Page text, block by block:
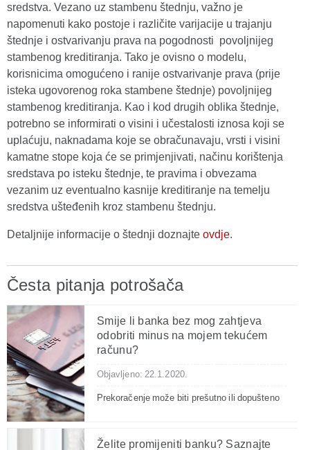
sredstva. Vezano uz stambenu štednju, važno je
napomenuti kako postoje i različite varijacije u trajanju
štednje i ostvarivanju prava na pogodnosti povoljnijeg
stambenog kreditiranja. Tako je ovisno o modelu,
korisnicima omogućeno i ranije ostvarivanje prava (prije
isteka ugovorenog roka stambene štednje) povoljnijeg
stambenog kreditiranja. Kao i kod drugih oblika štednje,
potrebno se informirati o visini i učestalosti iznosa koji se
uplaćuju, naknadama koje se obračunavaju, vrsti i visini
kamatne stope koja će se primjenjivati, načinu korištenja
sredstava po isteku štednje, te pravima i obvezama
vezanim uz eventualno kasnije kreditiranje na temelju
sredstva ušteđenih kroz stambenu štednju.
Detaljnije informacije o štednji doznajte ovdje.
Česta pitanja potrošača
Smije li banka bez mog zahtjeva
odobriti minus na mojem tekućem
računu?
Objavljeno: 22.1.2020.
Prekoračenje može biti prešutno ili dopušteno
Želite promijeniti banku? Saznajte